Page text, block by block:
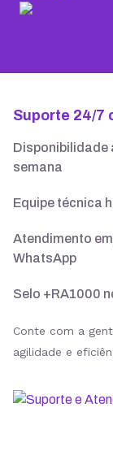
Suporte 24/7
30 dias para
SSL ilimitado
Suporte 24/7
Disponibilidade
semana
Equipe técnica
Atendimento
WhatsApp
Selo +RA1000
Conte com a
agilidade e